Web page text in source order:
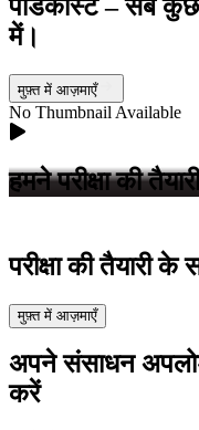
पॉडकास्ट – सब
में।
मुफ़्त में आज़माएँ
No Thumbnail Available
हमने परीक्षाकी तैयारी
परीक्षाकी तैयारीके
मुफ़्त में आज़माएँ
अपने संसाधन
करें